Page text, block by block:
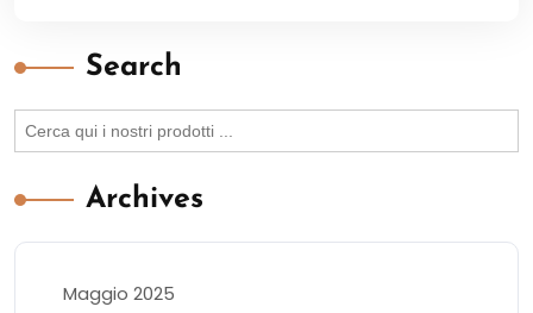
Search
Search
for:
Archives
Maggio 2025